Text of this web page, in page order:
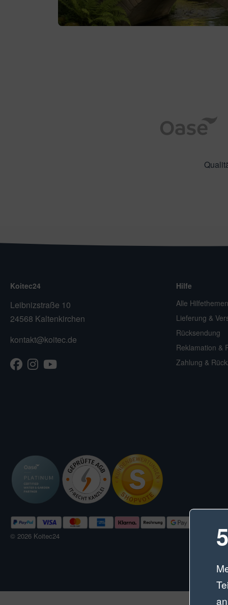
Koitec24
Leibnizstraße 10
24568 Kaltenkirchen
kontakt@koitec.de
Facebook
Instagram
Hilfe
Alle Hilfethemen
Lieferung &
Rücksendung
Reklamation &
Zahlung &
© 2026 Koitec24